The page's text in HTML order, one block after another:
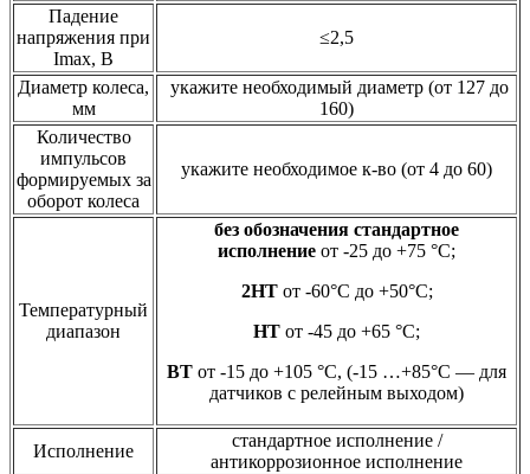
Падение
напряжения при
Imax, В
≤2,5
Диаметр колеса,
мм
укажите необходимый диаметр (от 127 до
160)
Количество
импульсов
формируемых за
оборот колеса
укажите необходимое к-во (от 4 до 60)
Температурный
диапазон
без обозначения стандартное
исполнение от -25 до +75 °C;
2НТот -60°C до +50°C;
НТ от -45 до +65 °C;
ВТ от -15 до +105 °C, (-15 …+85°C — для
датчиков с релейным выходом)
Исполнение
стандартное исполнение /
антикоррозионное исполнение